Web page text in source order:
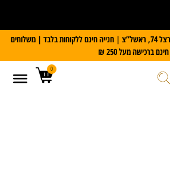
קבלו משקל דיגיטלי במתנה
בקרו אותנו גם בחנות הפיזית: הרצל 74, ראשל”צ | חנייה חינם ללקוחות בלבד | משלוחים
חינם ברכישה מעל 250 ₪
0